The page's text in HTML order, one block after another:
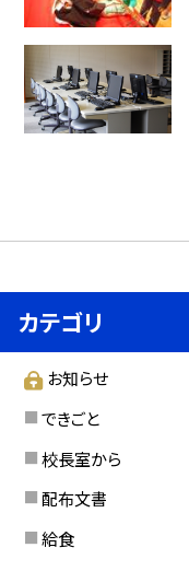
カテゴリ
お知らせ
できごと
校長室から
配布文書
給食